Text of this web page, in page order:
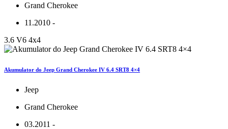
Grand Cherokee
11.2010 -
3.6 V6 4x4
Akumulator do Jeep Grand Cherokee IV 6.4 SRT8 4×4
Jeep
Grand Cherokee
03.2011 -